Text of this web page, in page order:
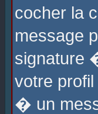
cocher la
message
signature
votre
� un